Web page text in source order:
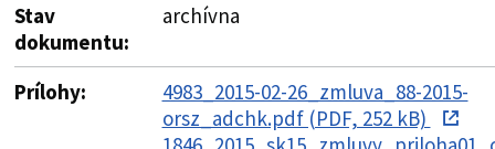
Stav
dokumentu:
archívna
Prílohy:
4983_2015-02-26_zmluva_88-2015-
orsz_adchk.pdf (PDF, 252 kB)